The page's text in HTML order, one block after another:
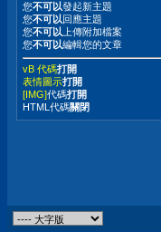
您不可以發起新主題
您不可以 回應主題
您不可以 上傳附加檔案
您不可以編輯您的文章
vB 代碼打開
表情圖示打開
[IMG]代碼打開
HTML代碼關閉